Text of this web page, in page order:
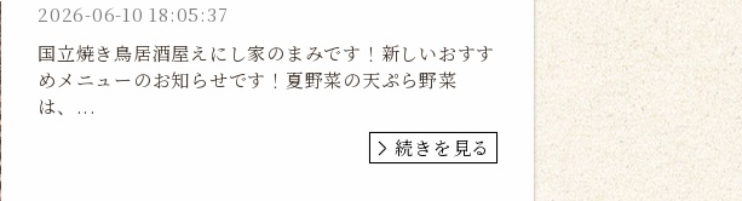
2026-06-10 18:05:37
国立焼き鳥居酒屋えにし家のまみです！新しいおすす
めメニューのお知らせです！夏野菜の天ぷら野菜
は、...
続きを見る